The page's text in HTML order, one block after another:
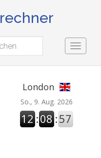
Toggle
London
So., 9. Aug. 2026
12 :08 :57